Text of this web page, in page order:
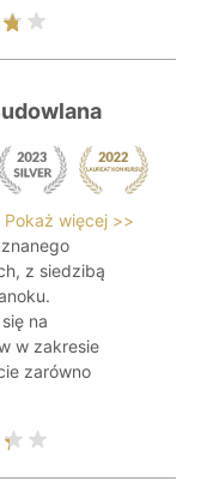
Pokaż więcej >>
z siedzibą
na
w zakresie
zarówno